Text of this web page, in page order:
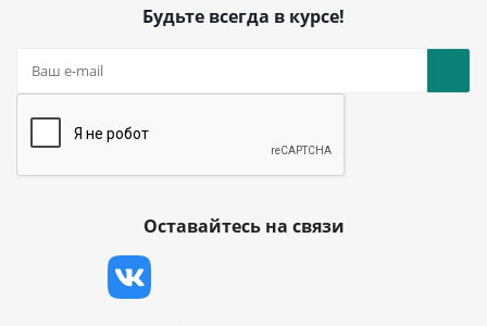
Будьте всегда в курсе!
Оставайтесь на связи